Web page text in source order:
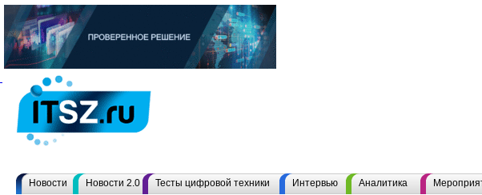
Новости Новости 2.0 Тесты цифровой техники Интервью Аналитика